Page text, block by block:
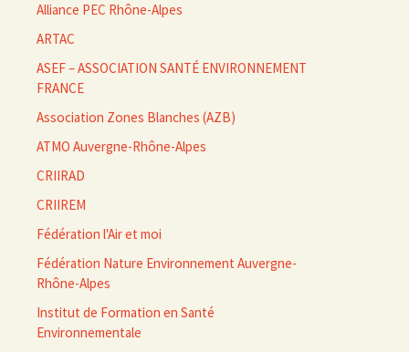
Alliance PEC Rhône-Alpes
ARTAC
ASEF – ASSOCIATION SANTÉ ENVIRONNEMENT
FRANCE
Association Zones Blanches (AZB)
ATMO Auvergne-Rhône-Alpes
CRIIRAD
CRIIREM
Fédération l'Air et moi
Fédération Nature Environnement Auvergne-
Rhône-Alpes
Institut de Formation en Santé
Environnementale